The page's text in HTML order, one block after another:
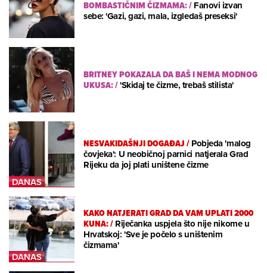
BOMBASTIČNIM ČIZMAMA:/Fanovi izvan
sebe: 'Gazi, gazi, mala, izgledaš preseksi'
BRITNEY POKAZALA DA BAŠ I NEMA MODNOG
UKUSA:/'Skidaj te čizme, trebaš stilista'
NESVAKIDAŠNJI DOGAĐAJ/Pobjeda 'malog
čovjeka': U neobičnoj parnici natjerala Grad
Rijeku da joj plati uništene čizme
KAKO NATJERATI GRAD DA VAM UPLATI 2000
KUNA:/Riječanka uspjela što nije nikome u
Hrvatskoj: 'Sve je počelo s uništenim
čizmama'